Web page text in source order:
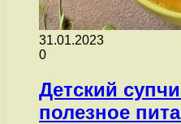
31.01.2023
0
Детский
полезное